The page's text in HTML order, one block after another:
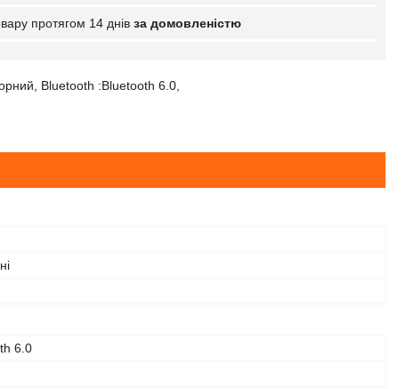
протягом 14 днів за домовленістю
Bluetooth :Bluetooth 6.0,
6.0